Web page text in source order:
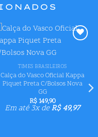
TIMES BRASILEIROS
Calça do Vasco Oficial Kappa
Piquet Preta C/Bolsos Nova
GG
R$ 149,90
Em até 3x deR$49,97